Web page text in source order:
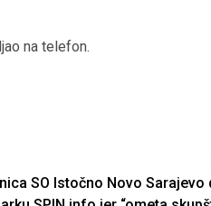
na telefon.
SO Istočno Novo Sarajevo